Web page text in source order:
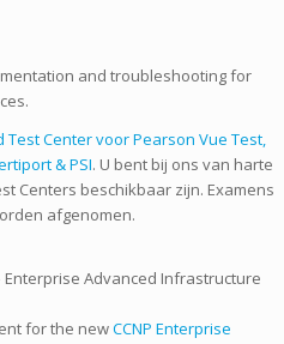
and troubleshooting for
Center voor Pearson Vue Test,
& PSI. U bent bij ons van harte
Centers beschikbaar zijn. Examens
afgenomen.
Enterprise Advanced Infrastructure
for the newCCNP Enterprise